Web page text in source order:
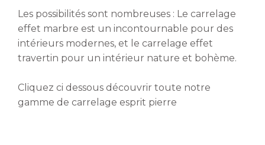
Les possibilités sont nombreuses : Le carrelage
effet marbre est un incontournable pour des
intérieurs modernes, et le carrelage effet
travertin pour un intérieur nature et bohème.
Cliquez ci dessous découvrir toute notre
gamme de carrelage esprit pierre